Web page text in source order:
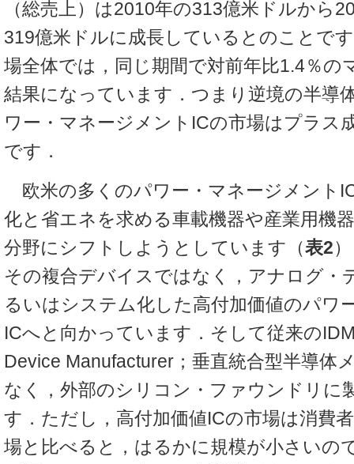
（総売上）は2010年の313億米ドルから
319億米ドルに成長しているとのことで
場全体では，同じ期間で対前年比1.4％の
結果になっています．つまり逆境の半導
ワー・マネージメントICの市場はプラス
です．
欧米の多くのパワー・マネージメント
化と省エネを求める車載機器や産業用機
分野にシフトしようとしています（表2
その複合デバイスではなく，アナログ・
るいはシステム化した高付加価値のパワ
ICへと向かっています．そして従来の
Device Manufacturer；垂直統合型半導体
なく，外部のシリコン・ファウンドリに
す．ただし，高付加価値ICの市場は消費
場と比べると，はるかに規模が小さいの